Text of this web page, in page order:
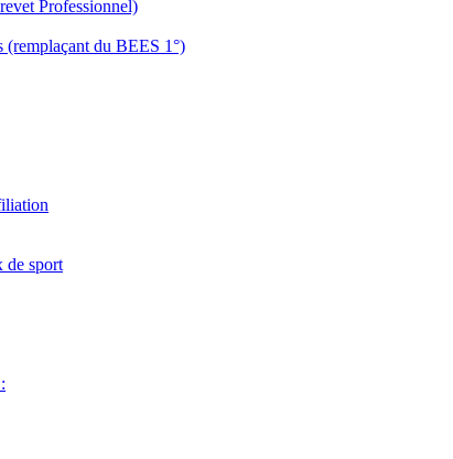
Professionnel)
(remplaçant du BEES 1°)
de sport